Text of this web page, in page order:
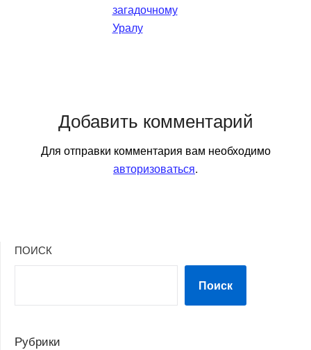
загадочному
Уралу
Добавить комментарий
Для отправки комментария вам необходимо
авторизоваться.
ПОИСК
Поиск
Рубрики